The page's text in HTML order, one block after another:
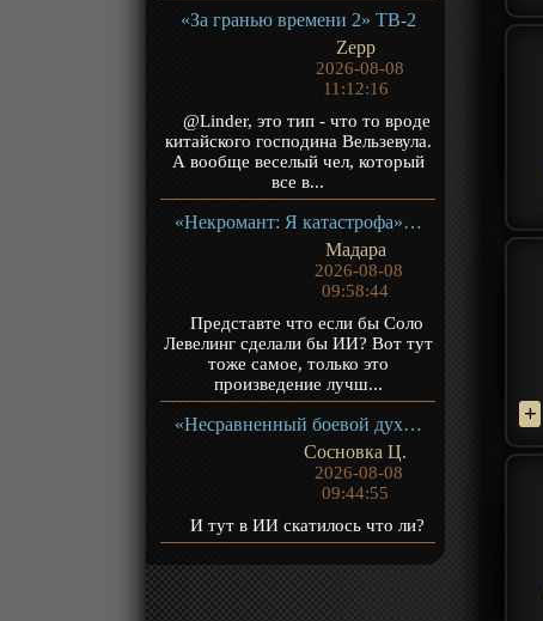
«За гранью времени 2» ТВ-2
Zepp
2026-08-08
11:12:16
@Linder, это тип - что то вроде
китайского господина Вельзевула.
А вообще веселый чел, который
все в...
«Некромант: Я катастрофа» ТВ-1
Мадара
2026-08-08
09:58:44
Представте что если бы Соло
Левелинг сделали бы ИИ? Вот тут
тоже самое, только это
произведение лучш...
«Несравненный боевой дух 2» ТВ-2
Сосновка Ц.
2026-08-08
09:44:55
И тут в ИИ скатилось что ли?
+